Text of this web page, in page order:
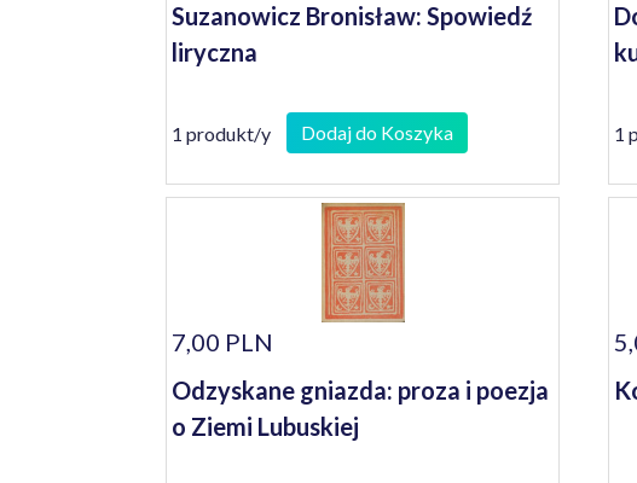
Suzanowicz Bronisław: Spowiedź
liryczna
1 produkt/y Dodaj do Koszyka 1
7,00 PLN
Odzyskane gniazda: proza i poezja
o Ziemi Lubuskiej